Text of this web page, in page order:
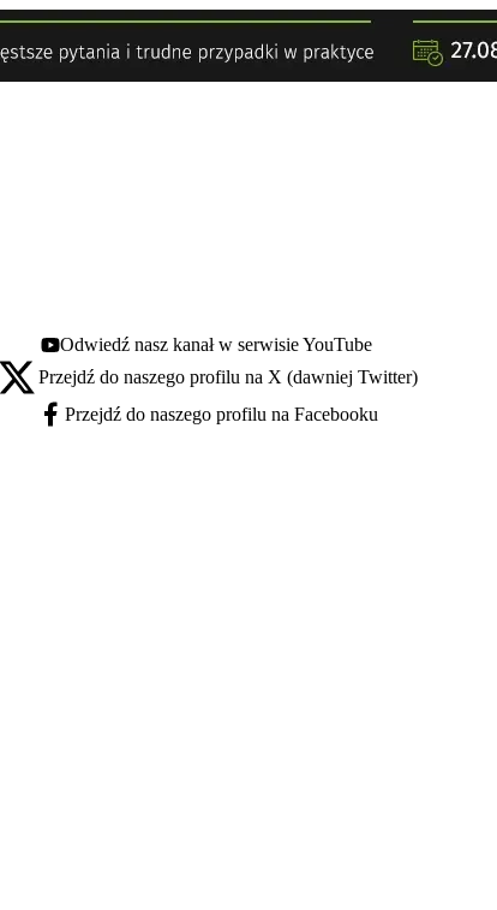
Youtube - otwiera się w nowej karcie
Odwiedź nasz kanał w serwisie YouTube
X - otwiera się w nowej karcie
Przejdź do naszego profilu na X (dawniej Twitter)
Facebook - otwiera się w nowej karcie
Przejdź do naszego profilu na Facebooku